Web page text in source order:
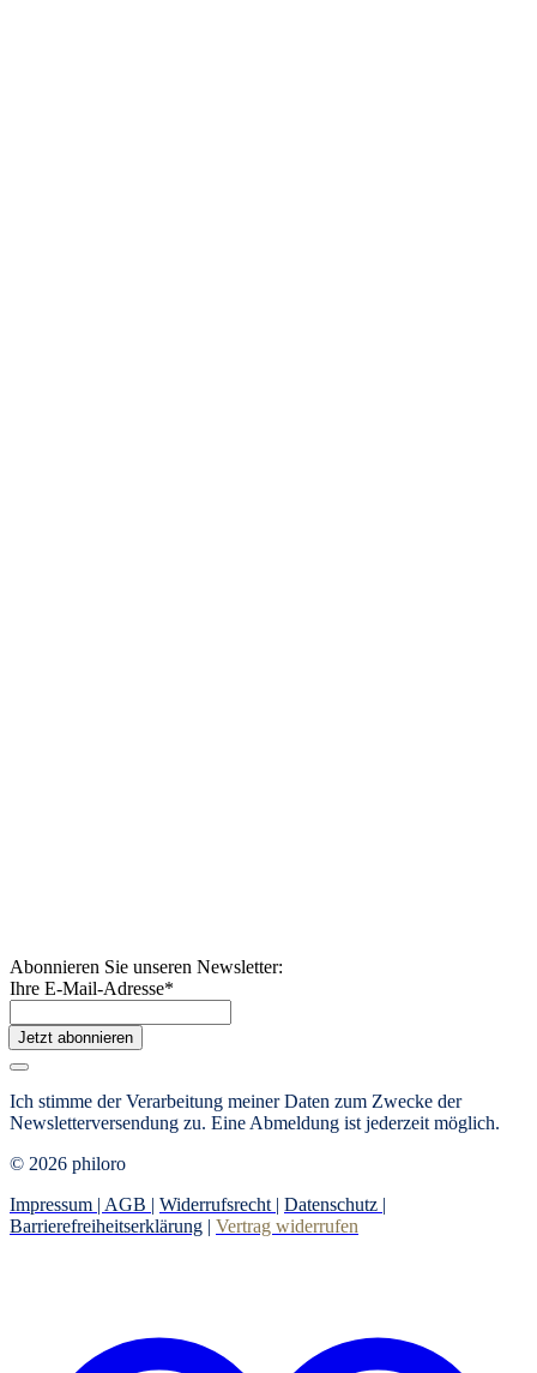
Abonnieren Sie unseren Newsletter:
Ihre E-Mail-Adresse*
Jetzt abonnieren
Ich stimme der Verarbeitung meiner Daten zum Zwecke der
Newsletterversendung zu. Eine Abmeldung ist jederzeit möglich.
© 2026 philoro
Impressum | AGB | Widerrufsrecht | Datenschutz |
Barrierefreiheitserklärung | Vertrag widerrufen